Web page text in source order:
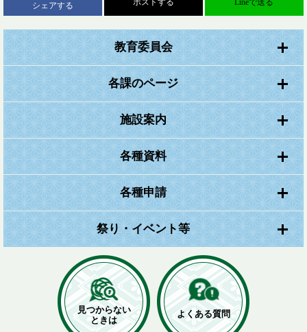
シェアする
ポストする Lineで送る
教育委員会
各課のページ
施設案内
各種資料
各種申請
祭り・イベント等
見つからない
ときは
よくある質問